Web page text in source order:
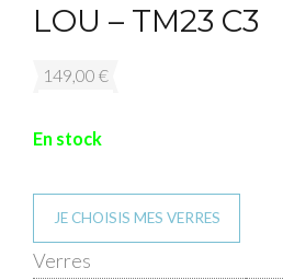
LOU – TM23 C3
149,00 €
En stock
JE CHOISIS MES VERRES
Verres